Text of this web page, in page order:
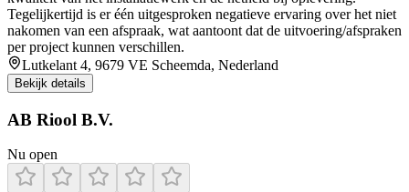
Tegelijkertijd is er één uitgesproken negatieve ervaring over het niet
nakomen van een afspraak, wat aantoont dat de uitvoering/afspraken
per project kunnen verschillen.
Lutkelant 4, 9679 VE Scheemda, Nederland
Bekijk details
AB Riool B.V.
Nu open